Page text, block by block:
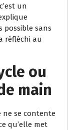
un
possible sans
réfléchi au
ou
main
ne se contente
qu’elle met